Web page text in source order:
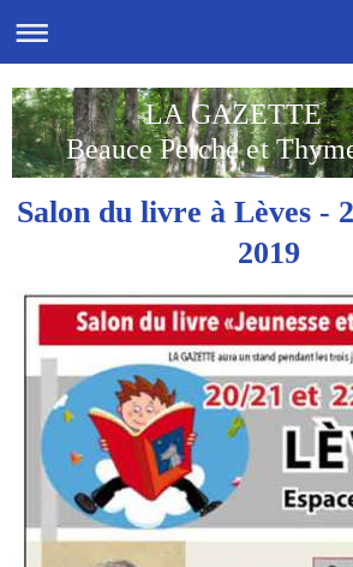
LA GAZETTE
Beauce Perche et
Salon du livre à Lèves -
2019